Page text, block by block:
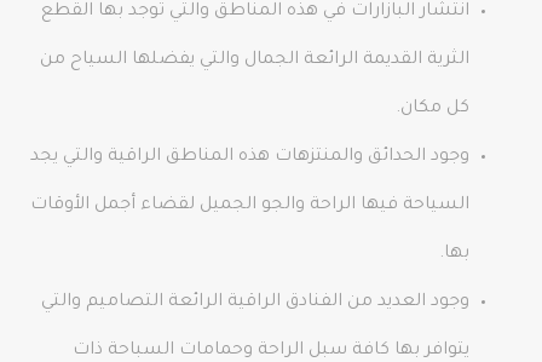
انتشار البازارات في هذه المناطق والتي توجد بها القطع
الثرية القديمة الرائعة الجمال والتي يفضلها السياح من
كل مكان.
وجود الحدائق والمنتزهات هذه المناطق الراقية والتي يجد
السياحة فيها الراحة والجو الجميل لقضاء أجمل الأوقات
بها.
وجود العديد من الفنادق الراقية الرائعة التصاميم والتي
يتوافر بها كافة سبل الراحة وحمامات السباحة ذات